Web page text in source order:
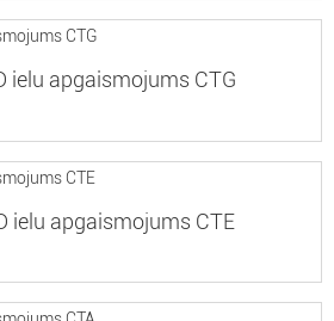
ielu apgaismojums CTG
ielu apgaismojums CTE